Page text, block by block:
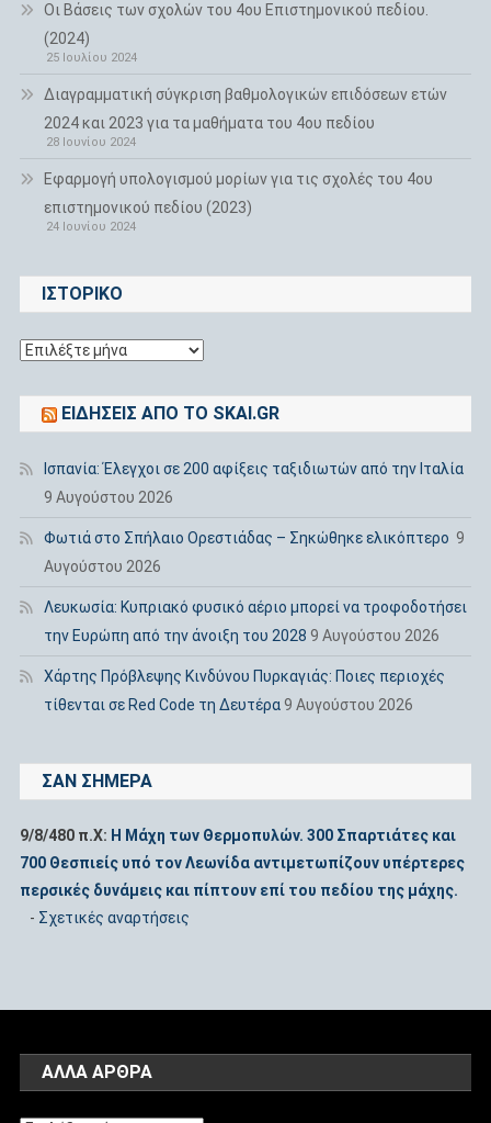
Οι Βάσεις των σχολών του 4ου Επιστημονικού πεδίου.
(2024)
25 Ιουλίου 2024
Διαγραμματική σύγκριση βαθμολογικών επιδόσεων ετών
2024 και 2023 για τα μαθήματα του 4ου πεδίου
28 Ιουνίου 2024
Εφαρμογή υπολογισμού μορίων για τις σχολές του 4ου
επιστημονικού πεδίου (2023)
24 Ιουνίου 2024
ΙΣΤΟΡΙΚΌ
Ιστορικό
ΕΙΔΉΣΕΙΣ ΑΠΌ ΤΟ SKAI.GR
Ισπανία: Έλεγχοι σε 200 αφίξεις ταξιδιωτών από την Ιταλία
9 Αυγούστου 2026
Φωτιά στο Σπήλαιο Ορεστιάδας – Σηκώθηκε ελικόπτερο 9
Αυγούστου 2026
Λευκωσία: Κυπριακό φυσικό αέριο μπορεί να τροφοδοτήσει
την Ευρώπη από την άνοιξη του 2028 9 Αυγούστου 2026
Χάρτης Πρόβλεψης Κινδύνου Πυρκαγιάς: Ποιες περιοχές
τίθενται σε Red Code τη Δευτέρα9 Αυγούστου 2026
ΣΑΝ ΣΉΜΕΡΑ
9/8/480 π.Χ: Η Μάχη των Θερμοπυλών. 300 Σπαρτιάτες και
700 Θεσπιείς υπό τον Λεωνίδα αντιμετωπίζουν υπέρτερες
περσικές δυνάμεις και πίπτουν επί του πεδίου της μάχης.
- Σχετικές αναρτήσεις
ΆΛΛΑ ΑΡΘΡΑ